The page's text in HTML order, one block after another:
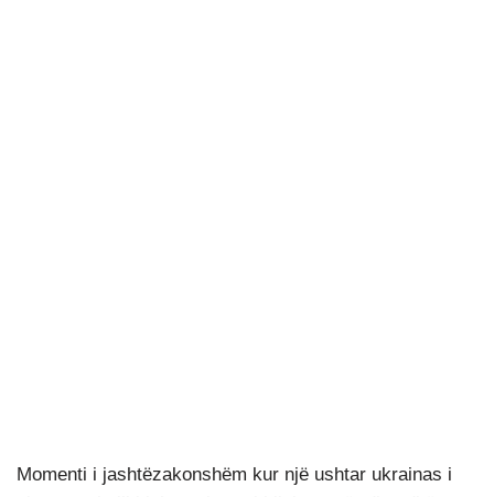
Momenti i jashtëzakonshëm kur një ushtar ukrainas i